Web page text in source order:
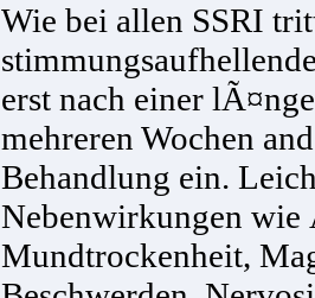
Wie bei allen SSRI
erst nach einer
mehreren Wochen
Behandlung ein.
Nebenwirkungen
Mundtrockenheit,